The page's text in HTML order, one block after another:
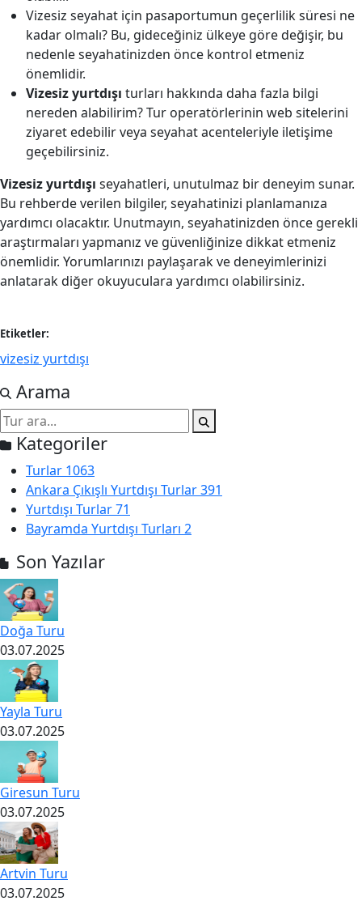
Vizesiz seyahat için pasaportumun geçerlilik süresi ne
kadar olmalı? Bu, gideceğiniz ülkeye göre değişir, bu
nedenle seyahatinizden önce kontrol etmeniz
önemlidir.
Vizesiz yurtdışı turları hakkında daha fazla bilgi
nereden alabilirim? Tur operatörlerinin web sitelerini
ziyaret edebilir veya seyahat acenteleriyle iletişime
geçebilirsiniz.
Vizesiz yurtdışı seyahatleri, unutulmaz bir deneyim sunar.
Bu rehberde verilen bilgiler, seyahatinizi planlamanıza
yardımcı olacaktır. Unutmayın, seyahatinizden önce gerekli
araştırmaları yapmanız ve güvenliğinize dikkat etmeniz
önemlidir. Yorumlarınızı paylaşarak ve deneyimlerinizi
anlatarak diğer okuyuculara yardımcı olabilirsiniz.
Etiketler:
vizesiz yurtdışı
Arama
Kategoriler
Turlar 1063
Ankara Çıkışlı Yurtdışı Turlar391
Yurtdışı Turlar71
Bayramda Yurtdışı Turları 2
Son Yazılar
Doğa Turu
03.07.2025
Yayla Turu
03.07.2025
Giresun Turu
03.07.2025
Artvin Turu
03.07.2025